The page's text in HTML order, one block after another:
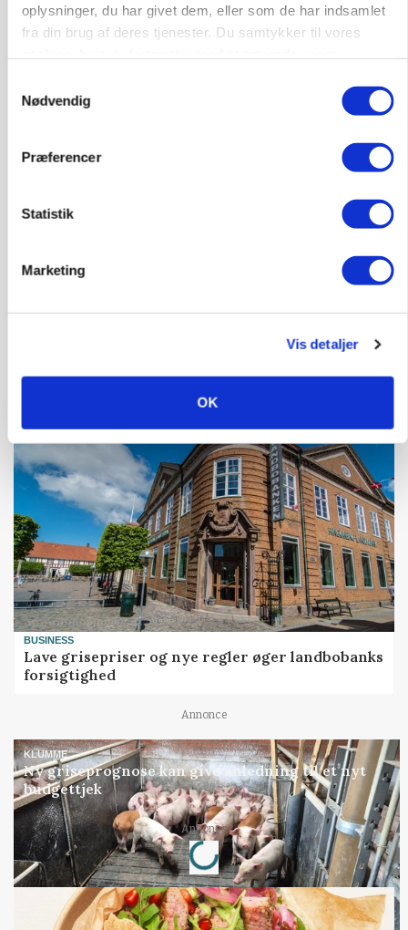
oplysninger, du har givet dem, eller som de har indsamlet
fra din brug af deres tjenester. Du samtykker til vores
Nødvendig
Præferencer
Statistik
Marketing
Vis detaljer
OK
Annonce
Loading...
Olieprisfald og fredshåb sender F5-renten ned
BUSINESS
Lave grisepriser og nye regler øger landbobanks
forsigtighed
Annonce
KLUMME
Ny griseprognose kan give anledning til et nyt
budgettjek
Annonce
Loading...